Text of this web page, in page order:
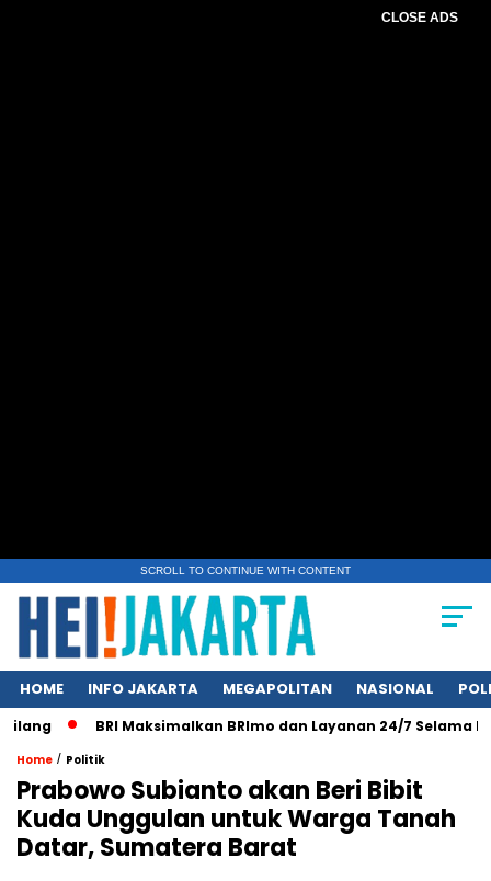
CLOSE ADS
SCROLL TO CONTINUE WITH CONTENT
HOME INFO JAKARTA MEGAPOLITAN NASIONAL
BRI Maksimalkan BRImo dan Layanan 24/7 Selama Libur
Home / Politik
Prabowo Subianto akan Beri Bibit
Kuda Unggulan untuk Warga Tanah
Datar, Sumatera Barat